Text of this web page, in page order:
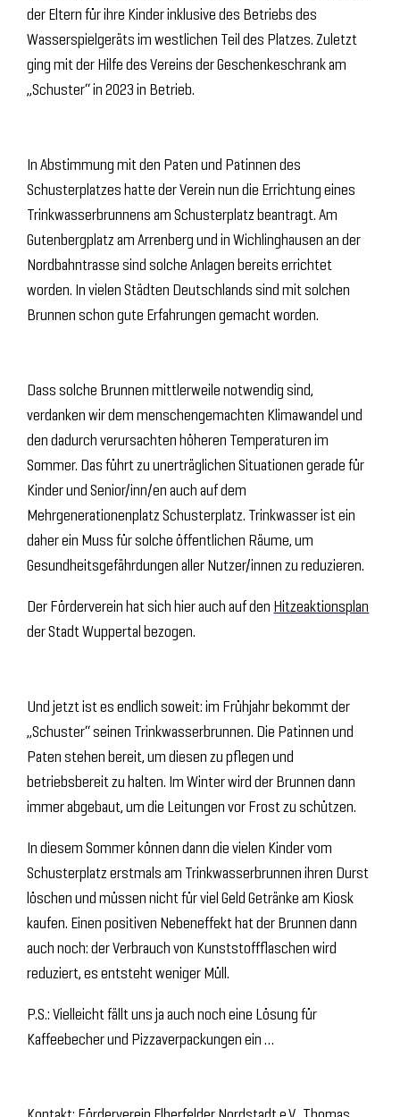
der Eltern für ihre Kinder inklusive des Betriebs des
Wasserspielgeräts im westlichen Teil des Platzes. Zuletzt
ging mit der Hilfe des Vereins der Geschenkeschrank am
„Schuster“ in 2023 in Betrieb.
In Abstimmung mit den Paten und Patinnen des
Schusterplatzes hatte der Verein nun die Errichtung eines
Trinkwasserbrunnens am Schusterplatz beantragt. Am
Gutenbergplatz am Arrenberg und in Wichlinghausen an der
Nordbahntrasse sind solche Anlagen bereits errichtet
worden. In vielen Städten Deutschlands sind mit solchen
Brunnen schon gute Erfahrungen gemacht worden.
Dass solche Brunnen mittlerweile notwendig sind,
verdanken wir dem menschengemachten Klimawandel und
den dadurch verursachten höheren Temperaturen im
Sommer. Das führt zu unerträglichen Situationen gerade für
Kinder und Senior/inn/en auch auf dem
Mehrgenerationenplatz Schusterplatz. Trinkwasser ist ein
daher ein Muss für solche öffentlichen Räume, um
Gesundheitsgefährdungen aller Nutzer/innen zu reduzieren.
Der Förderverein hat sich hier auch auf den Hitzeaktionsplan
der Stadt Wuppertal bezogen.
Und jetzt ist es endlich soweit: im Frühjahr bekommt der
„Schuster“ seinen Trinkwasserbrunnen. Die Patinnen und
Paten stehen bereit, um diesen zu pflegen und
betriebsbereit zu halten. Im Winter wird der Brunnen dann
immer abgebaut, um die Leitungen vor Frost zu schützen.
In diesem Sommer können dann die vielen Kinder vom
Schusterplatz erstmals am Trinkwasserbrunnen ihren Durst
löschen und müssen nicht für viel Geld Getränke am Kiosk
kaufen. Einen positiven Nebeneffekt hat der Brunnen dann
auch noch: der Verbrauch von Kunststoffflaschen wird
reduziert, es entsteht weniger Müll.
P.S.: Vielleicht fällt uns ja auch noch eine Lösung für
Kaffeebecher und Pizzaverpackungen ein …